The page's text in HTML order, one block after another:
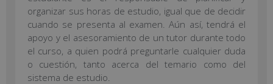
organizar sus horas de estudio, igual que de decidir
cuando se presenta al examen. Aún así, tendrá el
apoyo y el asesoramiento de un tutor durante todo
el curso, a quien podrá preguntarle cualquier duda
o cuestión, tanto acerca del temario como del
sistema de estudio.